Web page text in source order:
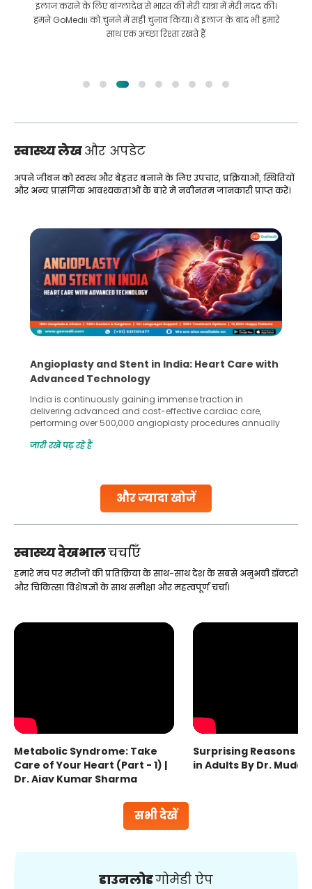
इलाज कराने के लिए बांग्लादेश से भारत की मेरी यात्रा में मेरी मदद की।
हमने GoMedii को चुनने में सही चुनाव किया। वे इलाज के बाद भी हमारे
साथ एक अच्छा रिश्ता रखते हैं
स्वास्थ्य लेखऔर अपडेट
और ज्यादा खोजें
अपने जीवन को स्वस्थ और बेहतर बनाने के लिए उपचार, प्रक्रियाओं, स्थितियों
और अन्य प्रासंगिक आवश्यकताओं के बारे में नवीनतम जानकारी प्राप्त करें।
Angioplasty and Stent in India: Heart Care with
Advanced Technology
India is continuously gaining immense traction in
delivering advanced and cost-effective cardiac care,
performing over 500,000 angioplasty procedures annually
globe are searching for treatments like angioplasty and
Studies, such as one published
जारी रखें पढ़ रहे हैं
स्वास्थ्य देखभालचर्चाएँ
सभी देखें
हमारे मंच पर मरीजों की प्रतिक्रिया के साथ-साथ देश के सबसे अनुभवी डॉक्टरों
और चिकित्सा विशेषज्ञों के साथ समीक्षा और महत्वपूर्ण चर्चा।
Metabolic Syndrome: Take
Care of Your Heart (Part - 1) |
Dr. Ajay Kumar Sharma
Surprising Reasons
in Adults By Dr.
डाउनलोडगोमेडी ऐप